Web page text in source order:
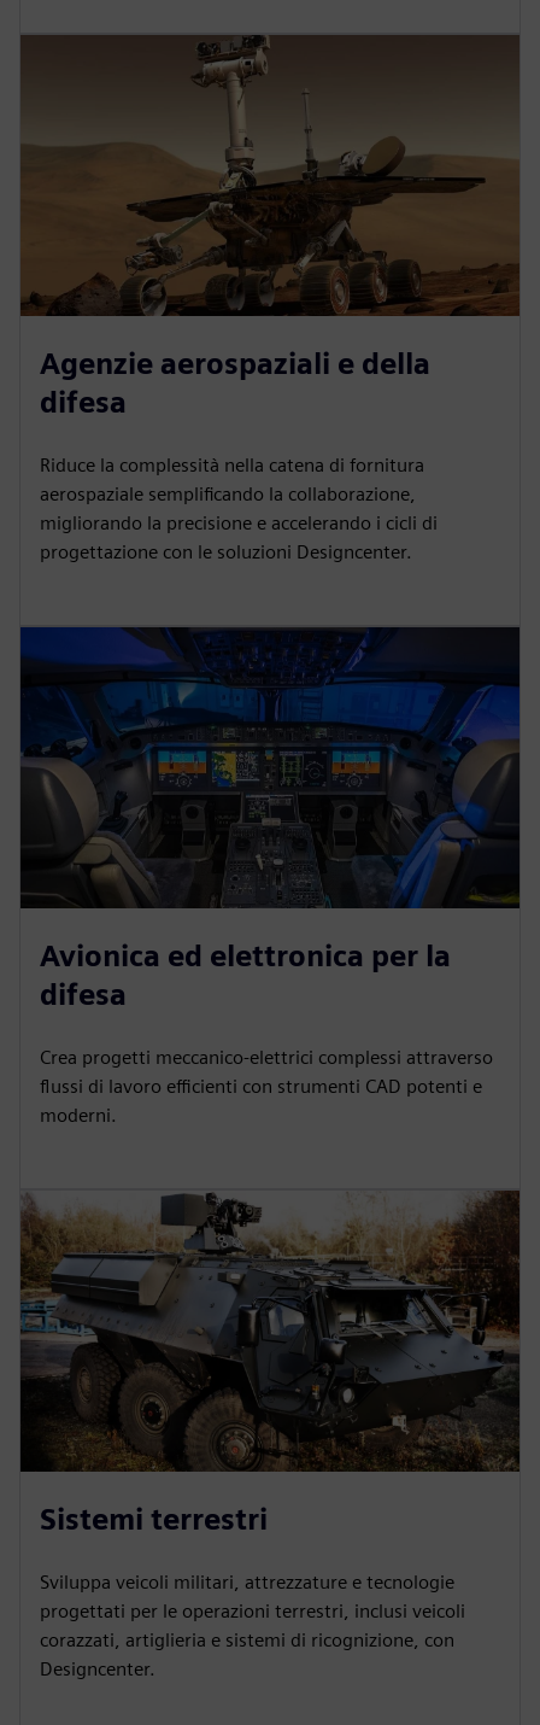
Agenzie aerospaziali e della
difesa
Riduce la complessità nella catena di fornitura
aerospaziale semplificando la collaborazione,
migliorando la precisione e accelerando i cicli di
progettazione con le soluzioni Designcenter.
Avionica ed elettronica per la
difesa
Crea progetti meccanico-elettrici complessi attraverso
flussi di lavoro efficienti con strumenti CAD potenti e
moderni.
Sistemi terrestri
Sviluppa veicoli militari, attrezzature e tecnologie
progettati per le operazioni terrestri, inclusi veicoli
corazzati, artiglieria e sistemi di ricognizione, con
Designcenter.